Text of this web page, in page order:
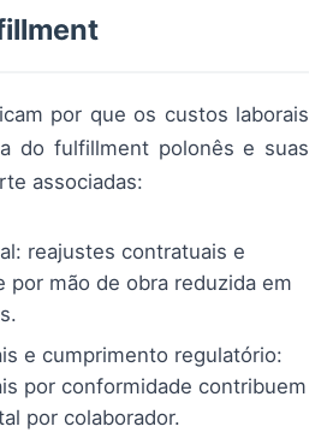
por que os custos laborais
do fulfillment polonês e suas
associadas:
reajustes contratuais e
por mão de obra reduzida em
e cumprimento regulatório:
por conformidade contribuem
por colaborador.